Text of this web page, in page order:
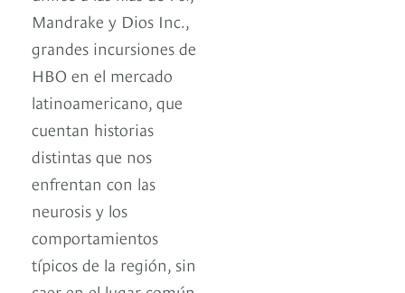
Mandrake y Dios Inc.,
grandes incursiones de
HBO en el mercado
latinoamericano, que
cuentan historias
distintas que nos
enfrentan con las
neurosis y los
comportamientos
típicos de la región, sin